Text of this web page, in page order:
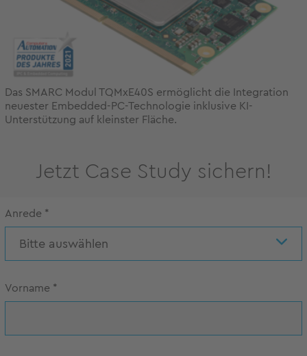
Das SMARC Modul TQMxE40S ermöglicht die Integration
neuester Embedded-PC-Technologie inklusive KI-
Unterstützung auf kleinster Fläche.
Jetzt Case Study sichern!
Anrede *
Bitte auswählen
Vorname *